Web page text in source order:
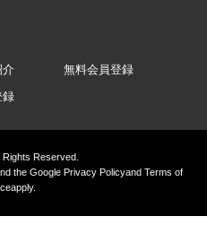
介
無料会員登録
録
Rights Reserved.
the GooglePrivacy Policyand Terms of
apply.